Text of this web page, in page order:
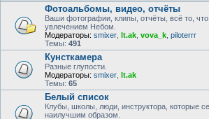
Фотоальбомы, видео, отчёты
Ваши фотографии, клипы, отчёты, всё то,
увлечением Небом.
Модераторы: smixer lt.ak vova_k piloterrr
Темы: 491
Кунсткамера
Разные глупости.
Модераторы: smixer lt.ak
Темы: 65
Белый список
Клубы, школы, люди, инструктора, которые
наилучшим образом.